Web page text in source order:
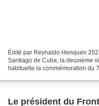
Édité par Reynaldo Henquen
Santiago de Cuba, la deuxième
habituelle la commémoration du
Le président du